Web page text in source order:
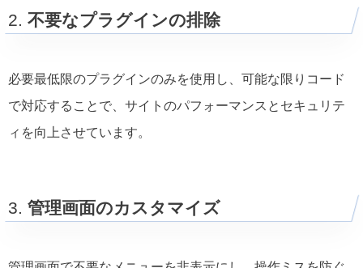
2. 不要なプラグインの排除
必要最低限のプラグインのみを使用し、可能な限りコード
で対応することで、サイトのパフォーマンスとセキュリテ
ィを向上させています。
3. 管理画面のカスタマイズ